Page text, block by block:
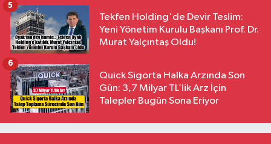
Tekfen Holding'de Devir Teslim:
Yeni Yönetim Kurulu Başkanı Prof. Dr.
Murat Yalçıntaş Oldu!
5
Quick Sigorta Halka Arzında Son
Gün: 3,7 Milyar TL’lik Arz İçin
Talepler Bugün Sona Eriyor
6